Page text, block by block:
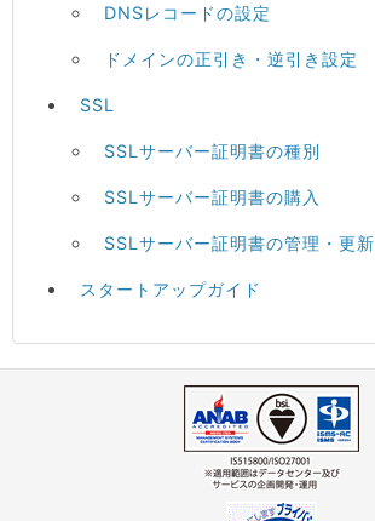
DNSレコードの設定
ドメインの正引き・逆引き設定
SSL
SSLサーバー証明書の種別
SSLサーバー証明書の購入
SSLサーバー証明書の管理・更新
スタートアップガイド